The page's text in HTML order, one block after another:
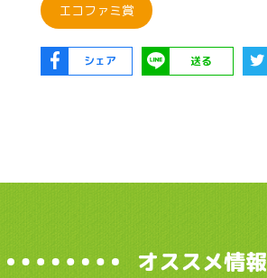
エコファミ賞
シェア 送る
オススメ情報